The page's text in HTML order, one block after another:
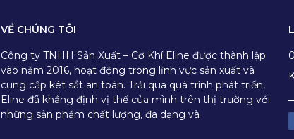
VỀ CHÚNG TÔI
Công ty TNHH Sản Xuất – Cơ Khí Eline được thành lập
vào năm 2016, hoạt động trong lĩnh vực sản xuất và
cung cấp két sắt an toàn. Trải qua quá trình phát triển,
Eline đã khẳng định vị thế của mình trên thị trường với
những sản phẩm chất lượng, đa dạng và